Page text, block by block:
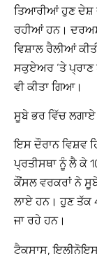
ਤਿਆਰੀਆਂ ਹੁਣ ਦੇਸ਼
ਰਹੀਆਂ ਹਨ।
ਵਿਸ਼ਾਲ ਰੈਲੀਆਂ
ਸਕੁਏਅਰ ‘ਤੇ ਪ੍ਰਾਣ
ਵੀ ਕੀਤਾ ਗਿਆ।
ਸੂਬੇ ਭਰ ਵਿੱਚ
ਇਸ ਦੌਰਾਨ ਵਿਸ਼ਵ
ਪ੍ਰਤੀਸਥਾ ਨੂੰ ਲੈ ਕੇ
ਕੌਂਸਲ ਵਰਕਰਾਂ ਨੇ
ਲਾਏ ਹਨ। ਹੁਣ ਤੱਕ
ਜਾ ਰਹੇ ਹਨ।
ਟੈਕਸਾਸ,